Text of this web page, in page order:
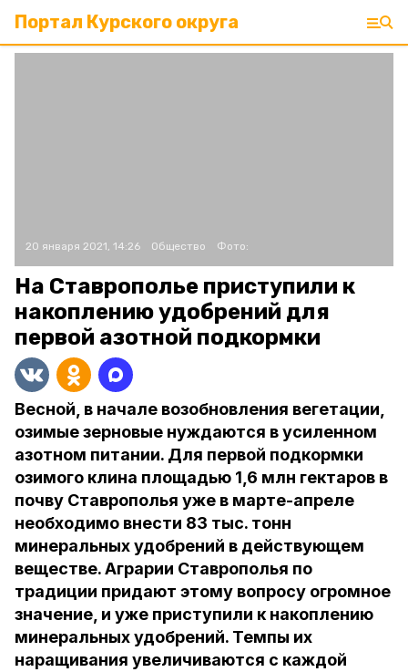
Портал Курского округа
20 января 2021, 14:26 Общество Фото:
На Ставрополье приступили к
накоплению удобрений для
первой азотной подкормки
Весной, в начале возобновления вегетации,
озимые зерновые нуждаются в усиленном
азотном питании. Для первой подкормки
озимого клина площадью 1,6 млн гектаров в
почву Ставрополья уже в марте-апреле
необходимо внести 83 тыс. тонн
минеральных удобрений в действующем
веществе. Аграрии Ставрополья по
традиции придают этому вопросу огромное
значение, и уже приступили к накоплению
минеральных удобрений. Темпы их
наращивания увеличиваются с каждой